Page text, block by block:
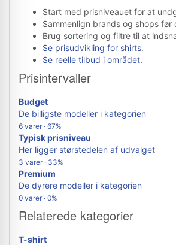
Start med prisniveauet for at
Sammenlign brands og shops før
Brug sortering og filtre til at
Se prisudvikling for shirts.
Se reelle tilbud i området.
Prisintervaller
Budget
De billigste modeller i kategorien
6 varer · 67%
Typisk prisniveau
Her ligger størstedelen af udvalget
3 varer · 33%
Premium
De dyrere modeller i kategorien
0 varer · 0%
Relaterede kategorier
T-shirt